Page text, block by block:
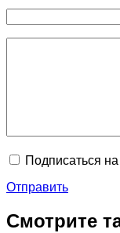
Подписаться
Отправить
Смотрите